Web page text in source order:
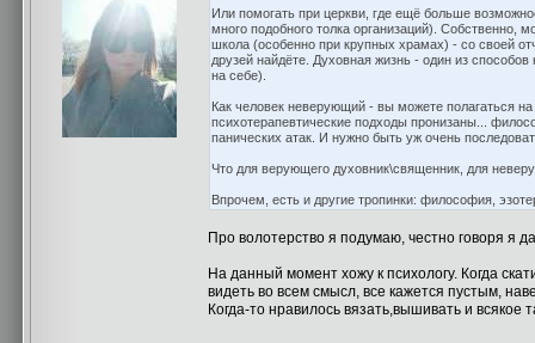
Или помогать при церкви, где ещё больше
много подобного толка организаций). Собственно,
школа (особенно при крупных храмах) - со своей
друзей найдёте. Духовная жизнь - один из
на себе).
Как человек неверующий - вы можете полагаться
психотерапевтические подходы пронизаны...
панических атак. И нужно быть уж очень
Что для верующего духовник\священник, для
Впрочем, есть и другие тропинки: философия,
Про волотерство я подумаю, честно говоря я
На данный момент хожу к психологу. Когда
видеть во всем смысл, все кажется пустым,
Когда-то нравилось вязать,вышивать и